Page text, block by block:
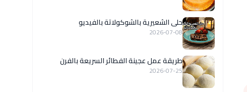
حلى الشعيرية بالشوكولاتة بالفيديو
2026-07-08
طريقة عمل عجينة الفطائر السريعة بالفرن
2026-07-25